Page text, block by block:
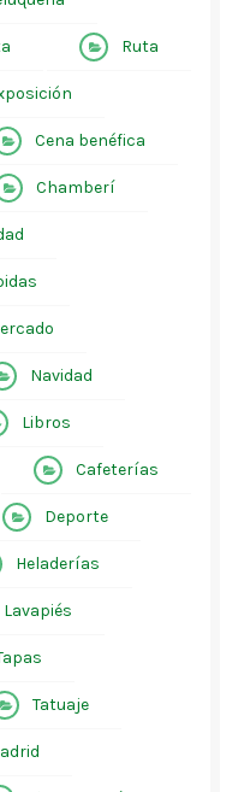
Ruta
Cena benéfica
Chamberí
Navidad
Libros
Cafeterías
Deporte
Heladerías
Lavapiés
Tatuaje